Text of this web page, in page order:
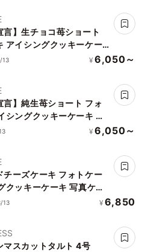
言】生チョコ苺ショート
アイシングクッキーケー
4号 12cm 【お好きなイ
13 ¥ 6,050～
言】純生苺ショート フォ
シングクッキーケーキ 写
12cm 【お好きなイラスト
¥ 6,050～
チーズケーキ フォトケー
クッキーケーキ 写真ケー
【お好きなイラストも人気
13 ¥ 6,850
マスカットタルト 4号